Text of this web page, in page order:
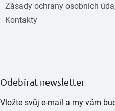
Zásady ochrany osobních
Kontakty
Odebírat newsletter
Vložte svůj e-mail a my vám